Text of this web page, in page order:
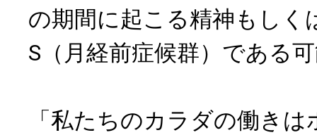
の期間に起こる精神もしく
S（月経前症候群）である
「私たちのカラダの働き